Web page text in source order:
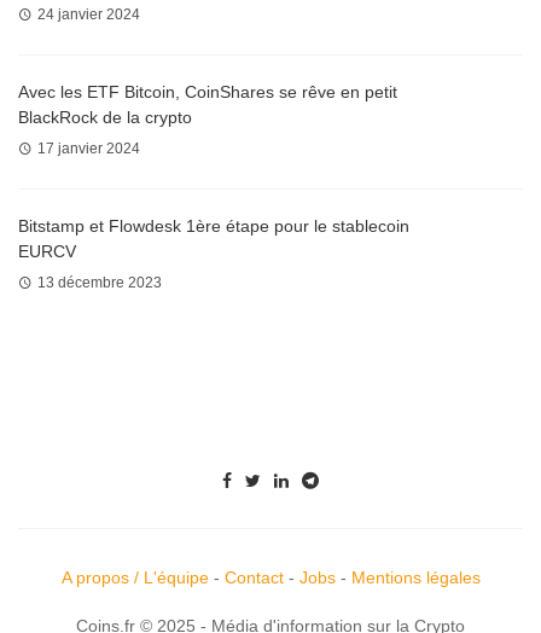
24 janvier 2024
Avec les ETF Bitcoin, CoinShares se rêve en petit
BlackRock de la crypto
17 janvier 2024
Bitstamp et Flowdesk 1ère étape pour le stablecoin
EURCV
13 décembre 2023
A propos / L'équipe- Contact- Jobs- Mentions légales
Coins.fr © 2025 - Média d'information sur la Crypto